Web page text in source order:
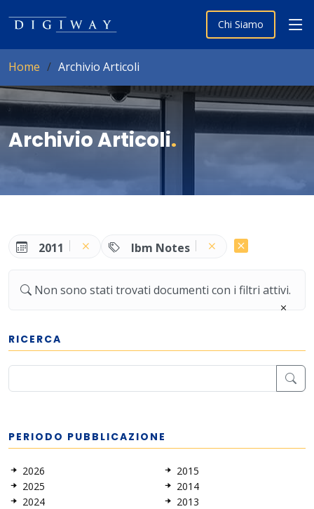
Chi Siamo
Home Archivio Articoli
Archivio Articoli.
2011 Ibm Notes
Non sono stati trovati documenti con i filtri attivi.
RICERCA
PERIODO PUBBLICAZIONE
2026
2025
2024
2015
2014
2013